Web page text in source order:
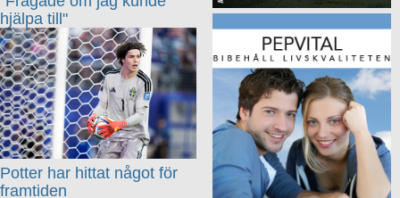
hjälpa till"
Potter har hittat något för
framtiden